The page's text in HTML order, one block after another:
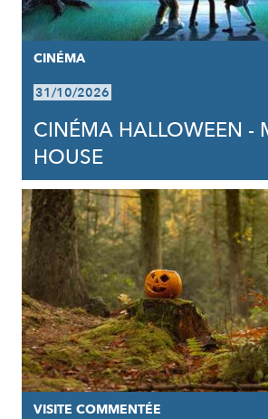
CINÉMA
31/10/2026
CINÉMA HALLOWEEN -
HOUSE
VISITE COMMENTÉE